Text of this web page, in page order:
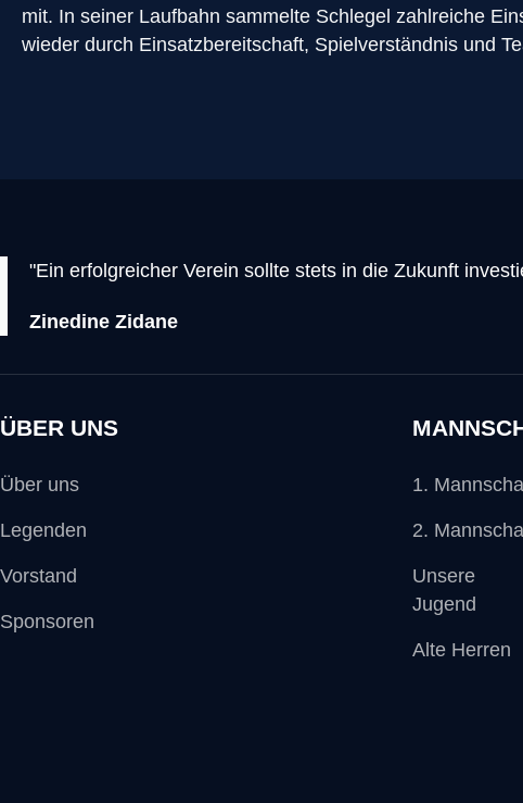
mit. In seiner Laufbahn sammelte Schlegel zahlreiche
wieder durch Einsatzbereitschaft, Spielverständnis und
"Ein erfolgreicher Verein sollte stets in die Zukunft
Zinedine Zidane
ÜBER UNS
Über uns
Legenden
Vorstand
Sponsoren
1.
2.
Unsere
Jugend
Alte Herren